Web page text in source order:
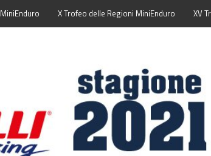
MiniEnduro X Trofeo delle Regioni MiniEnduro XV